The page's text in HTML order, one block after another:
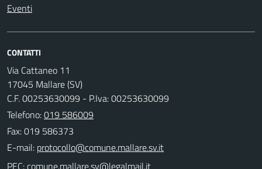
Eventi
CONTATTI
Via Cattaneo 11
17045 Mallare (SV)
C.F. 00253630099 - P.Iva: 00253630099
Telefono:019 586009
Fax: 019 586373
E-mail:
PEC: